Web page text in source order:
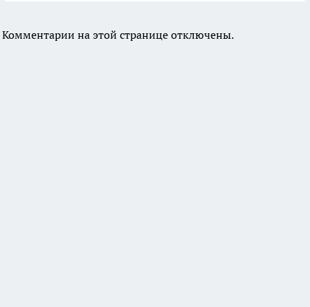
Комментарии на этой странице отключены.